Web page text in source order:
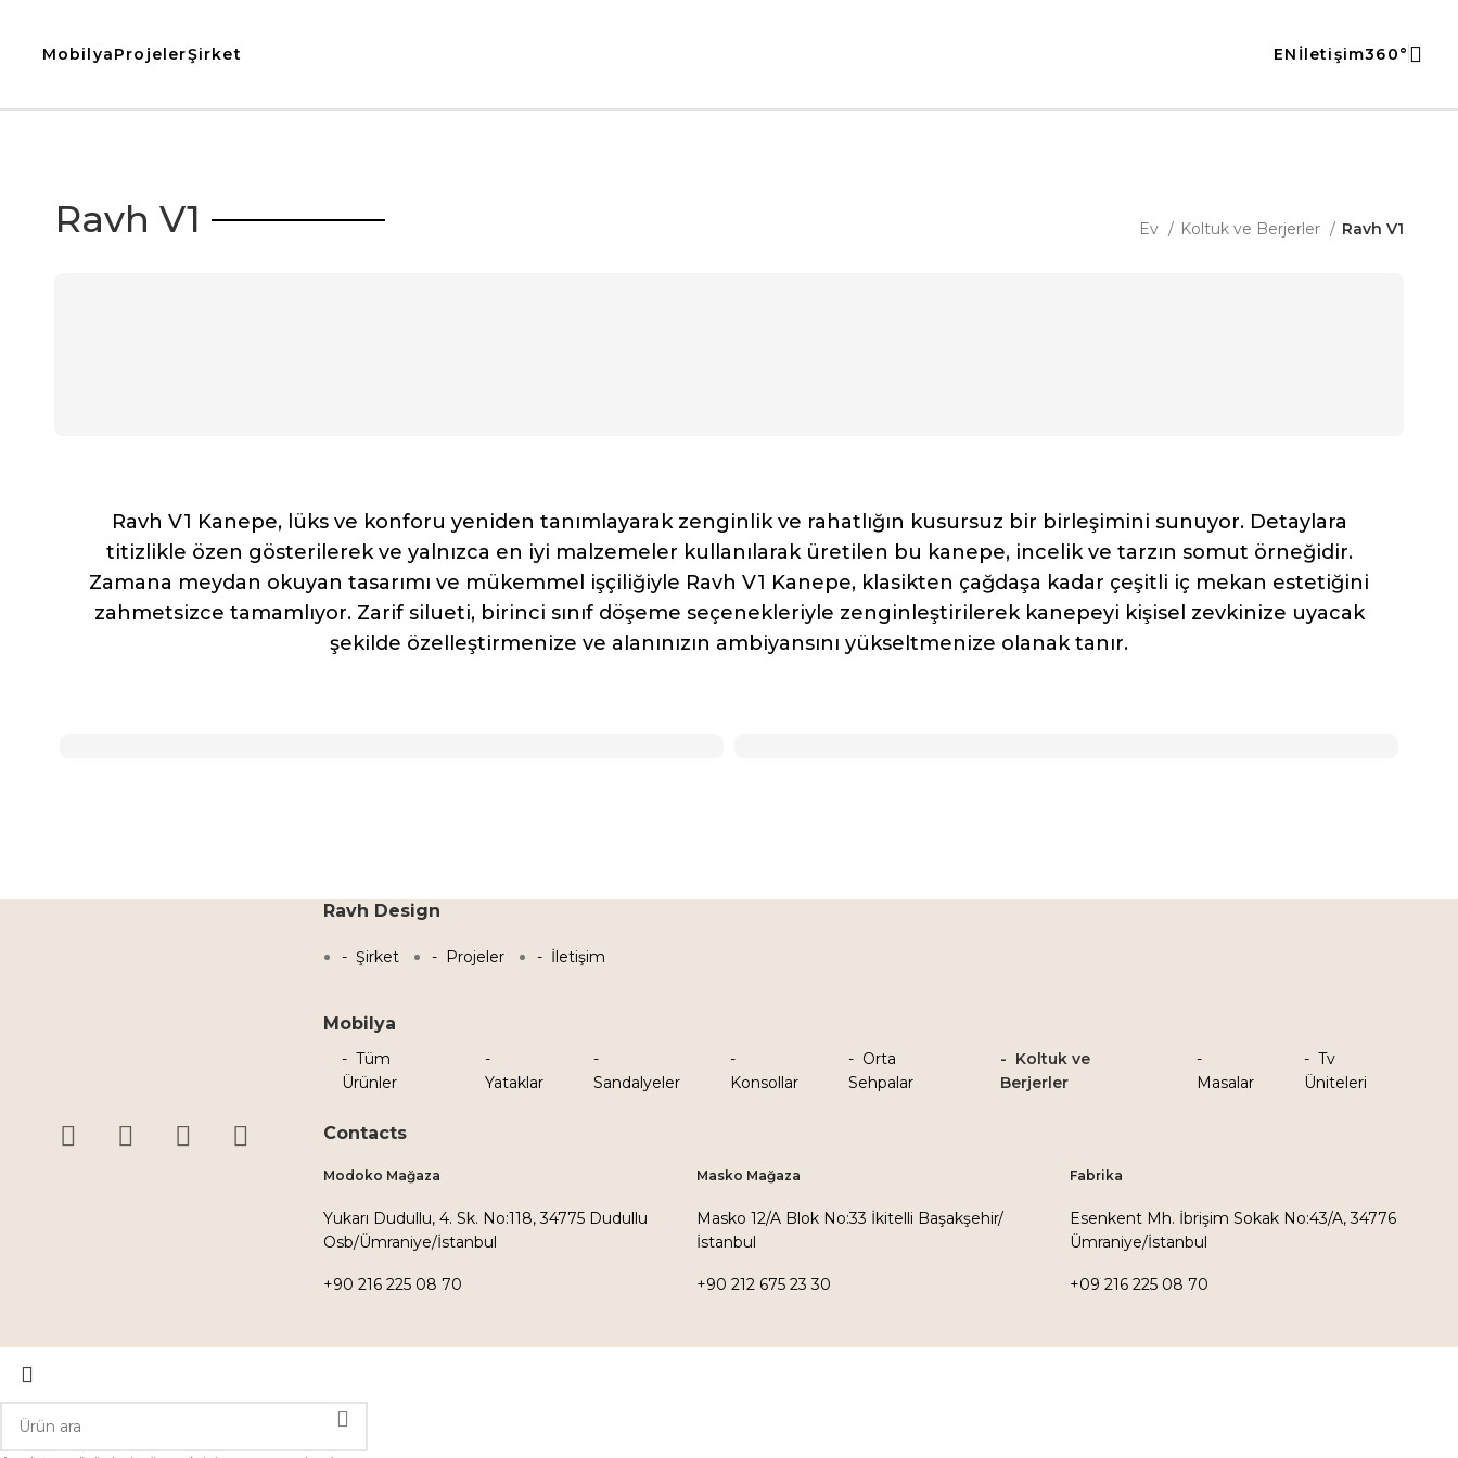
MobilyaProjelerŞirket EN İletişim360°
Ravh V1 Ev Koltuk ve Berjerler Ravh V1
Ravh V1 Kanepe, lüks ve konforu yeniden tanımlayarak zenginlik ve rahatlığın kusursuz bir birleşimini sunuyor. Detaylara
titizlikle özen gösterilerek ve yalnızca en iyi malzemeler kullanılarak üretilen bu kanepe, incelik ve tarzın somut örneğidir.
Zamana meydan okuyan tasarımı ve mükemmel işçiliğiyle Ravh V1 Kanepe, klasikten çağdaşa kadar çeşitli iç mekan estetiğini
zahmetsizce tamamlıyor. Zarif silueti, birinci sınıf döşeme seçenekleriyle zenginleştirilerek kanepeyi kişisel zevkinize uyacak
şekilde özelleştirmenize ve alanınızın ambiyansını yükseltmenize olanak tanır.
Ravh Design
Şirket Projeler İletişim
Mobilya
Tüm
Ürünler
Yataklar Sandalyeler Konsollar
Orta
Sehpalar
Koltuk ve
Berjerler
Masalar
Tv
Üniteleri
Contacts
Modoko Mağaza
Yukarı Dudullu, 4. Sk. No:118, 34775 Dudullu
Osb/Ümraniye/İstanbul
+90 216 225 08 70
Masko Mağaza
Masko 12/A Blok No:33 İkitelli Başakşehir/
İstanbul
+90 212 675 23 30
Fabrika
Esenkent Mh. İbrişim Sokak No:43/A, 34776
Ümraniye/İstanbul
+09 216 225 08 70